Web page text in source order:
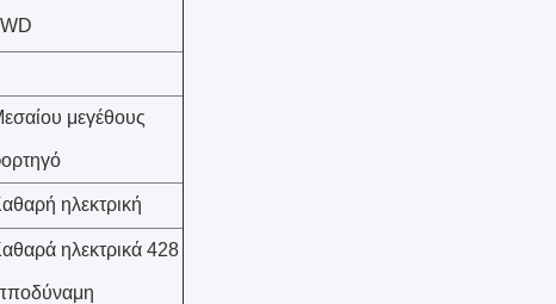
μεγέθους
ηλεκτρική
ηλεκτρικά 428